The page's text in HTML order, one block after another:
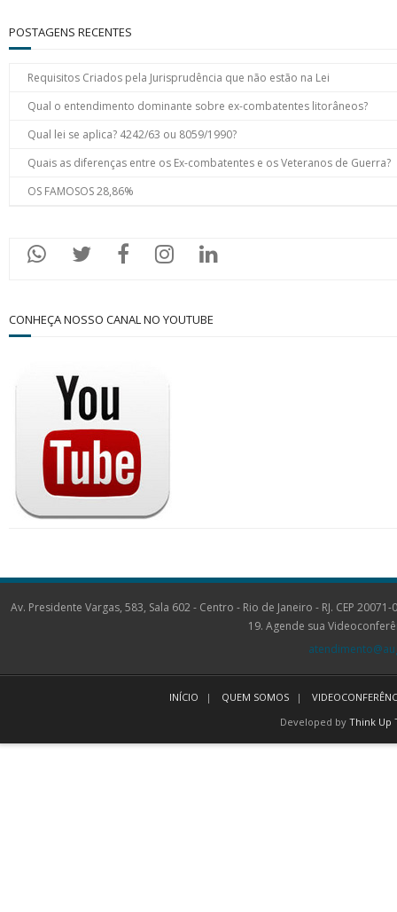
POSTAGENS RECENTES
Requisitos Criados pela Jurisprudência que não estão na Lei
Qual o entendimento dominante sobre ex-combatentes litorâneos?
Qual lei se aplica? 4242/63 ou 8059/1990?
Quais as diferenças entre os Ex-combatentes e os Veteranos de Guerra?
OS FAMOSOS 28,86%
CONHEÇA NOSSO CANAL NO YOUTUBE
Av. Presidente Vargas, 583, Sala 602 - Centro - Rio de Janeiro - RJ. CEP
19. Agende sua
INÍCIO QUEM SOMOS
Developed by Think Up